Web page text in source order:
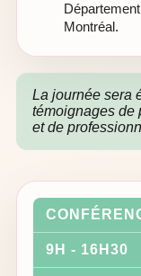
Montréal.
La journée sera
témoignages de
et de
9H - 16H30